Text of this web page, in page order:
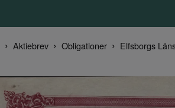
Aktiebrev Obligationer Elfsborgs